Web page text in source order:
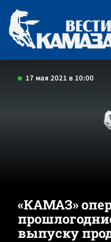
17 мая 2021 в 10:00
«КАМАЗ»
выпуску